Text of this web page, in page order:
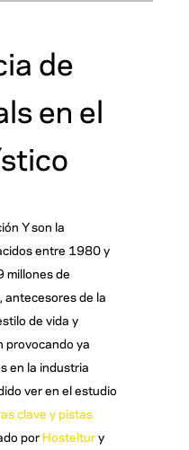
de
en el
Y son la
entre 1980 y
millones de
antecesores de la
de vida y
provocando ya
en la industria
ver en el estudio
clave y pistas
por Hosteltury